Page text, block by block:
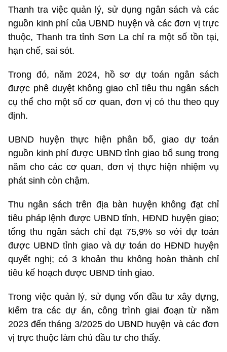
Thanh tra việc quản lý, sử dụng ngân sách và các
nguồn kinh phí của UBND huyện và các đơn vị trực
thuộc, Thanh tra tỉnh Sơn La chỉ ra một số tồn tại,
hạn chế, sai sót.
Trong đó, năm 2024, hồ sơ dự toán ngân sách
được phê duyệt không giao chỉ tiêu thu ngân sách
cụ thể cho một số cơ quan, đơn vị có thu theo quy
định.
UBND huyện thực hiện phân bổ, giao dự toán
nguồn kinh phí được UBND tỉnh giao bổ sung trong
năm cho các cơ quan, đơn vị thực hiện nhiệm vụ
phát sinh còn chậm.
Thu ngân sách trên địa bàn huyện không đạt chỉ
tiêu pháp lệnh được UBND tỉnh, HĐND huyện giao;
tổng thu ngân sách chỉ đạt 75,9% so với dự toán
được UBND tỉnh giao và dự toán do HĐND huyện
quyết nghị; có 3 khoản thu không hoàn thành chỉ
tiêu kế hoạch được UBND tỉnh giao.
Trong việc quản lý, sử dụng vốn đầu tư xây dựng,
kiểm tra các dự án, công trình giai đoạn từ năm
2023 đến tháng 3/2025 do UBND huyện và các đơn
vị trực thuộc làm chủ đầu tư cho thấy.